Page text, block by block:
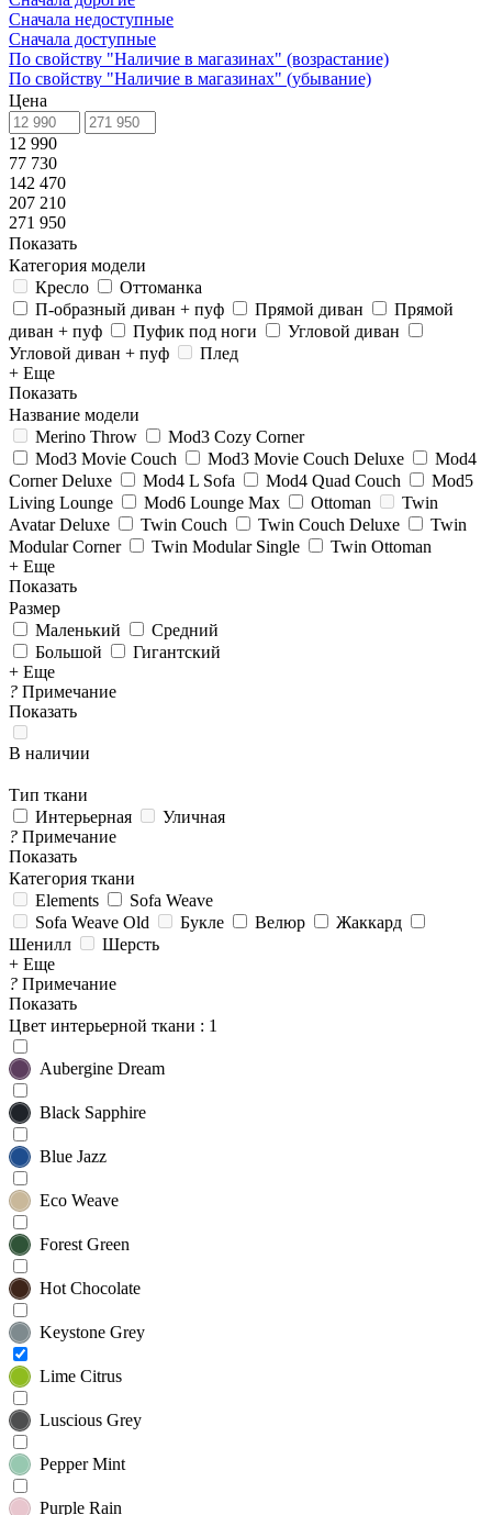
Сначала недоступные
Сначала доступные
По свойству "Наличие в магазинах" (возрастание)
По свойству "Наличие в магазинах" (убывание)
Цена
12 990
77 730
142 470
207 210
271 950
Показать
Категория модели
Кресло
Оттоманка
П-образный диван + пуф
Прямой диван
Прямой
диван + пуф
Пуфик под ноги
Угловой диван
Угловой диван + пуф
Плед
+ Еще
Показать
Название модели
Merino Throw
Mod3 Cozy Corner
Mod3 Movie Couch
Mod3 Movie Couch Deluxe
Mod4
Corner Deluxe
Mod4 L Sofa Mod4 Quad Couch
Mod5
Living Lounge
Mod6 Lounge Max Ottoman
Twin
Avatar Deluxe
Twin Couch Twin Couch Deluxe
Twin
Modular Corner
Twin Modular Single
Twin Ottoman
+ Еще
Показать
Размер
Маленький
Средний
Большой
Гигантский
+ Еще
? Примечание
Показать
В наличии
Тип ткани
Интерьерная
Уличная
? Примечание
Показать
Категория ткани
Elements
Sofa Weave
Sofa Weave Old
Букле Велюр
Жаккард
Шенилл
Шерсть
+ Еще
? Примечание
Показать
Цвет интерьерной ткани : 1
Aubergine Dream
Black Sapphire
Blue Jazz
Eco Weave
Forest Green
Hot Chocolate
Keystone Grey
Lime Citrus
Luscious Grey
Pepper Mint
Purple Rain